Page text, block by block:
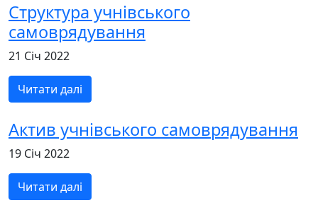
Структура учнівського
самоврядування
21 Січ 2022
Читати далі
Актив учнівського самоврядування
19 Січ 2022
Читати далі